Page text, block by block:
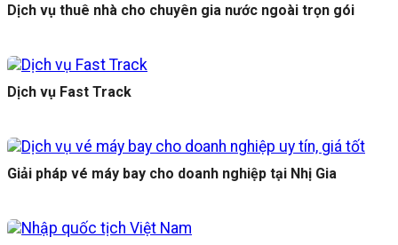
Dịch vụ thuê nhà cho chuyên gia nước ngoài trọn gói
Dịch vụ Fast Track
Giải pháp vé máy bay cho doanh nghiệp tại Nhị Gia